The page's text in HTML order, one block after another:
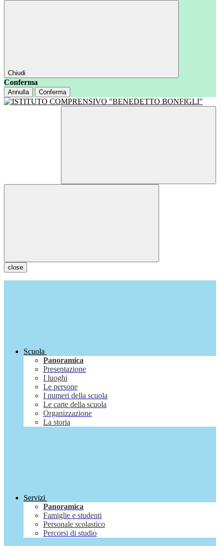
Chiudi
Conferma
Annulla Conferma
close
Scuola
Panoramica
Presentazione
I luoghi
Le persone
I numeri della scuola
Le carte della scuola
Organizzazione
La storia
Servizi
Panoramica
Famiglie e studenti
Personale scolastico
Percorsi di studio